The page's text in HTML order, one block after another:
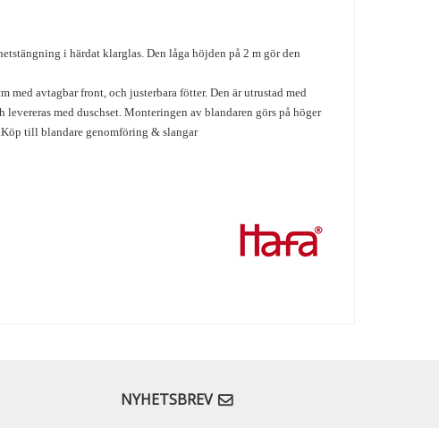
i härdat klarglas. Den låga höjden på 2 m gör den
avtagbar front, och justerbara fötter. Den är utrustad med
med duschset. Monteringen av blandaren görs på höger
till blandare genomföring & slangar
NYHETSBREV